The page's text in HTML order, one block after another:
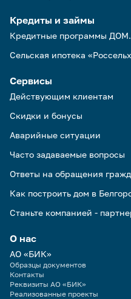
Кредиты и займы
Кредитные программы
Сельская ипотека
Сервисы
Действующим клиентам
Скидки и бонусы
Аварийные ситуации
Часто задаваемые вопросы
Ответы на обращения
Как построить дом в
Станьте компанией -
О нас
АО «БИК»
Образцы документов
Контакты
Реквизиты АО «БИК»
Реализованные проекты